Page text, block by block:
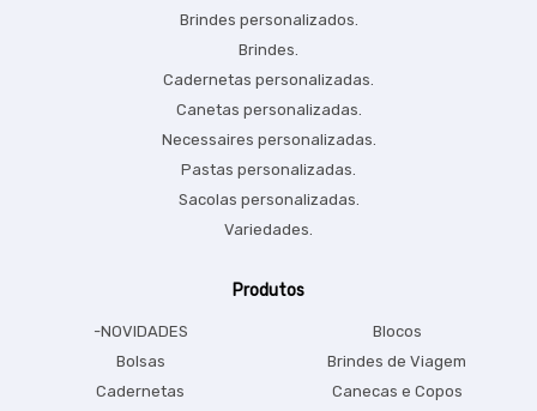
Brindes personalizados.
Brindes.
Cadernetas personalizadas.
Canetas personalizadas.
Necessaires personalizadas.
Pastas personalizadas.
Sacolas personalizadas.
Variedades.
Produtos
-NOVIDADES
Blocos
Bolsas
Brindes de Viagem
Cadernetas
Canecas e Copos